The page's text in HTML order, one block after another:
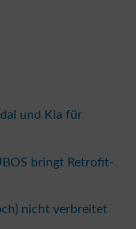
und Kia für
bringt Retrofit-
nicht verbreitet